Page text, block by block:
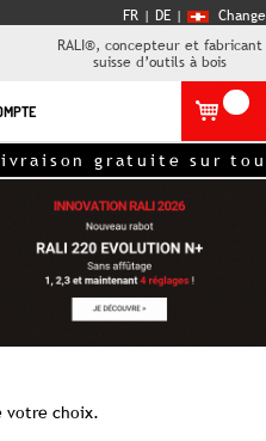
FR | DE |
RALI®, concepteur et fabricant
suisse d’outils à bois
gratuite sur tout
votre choix.